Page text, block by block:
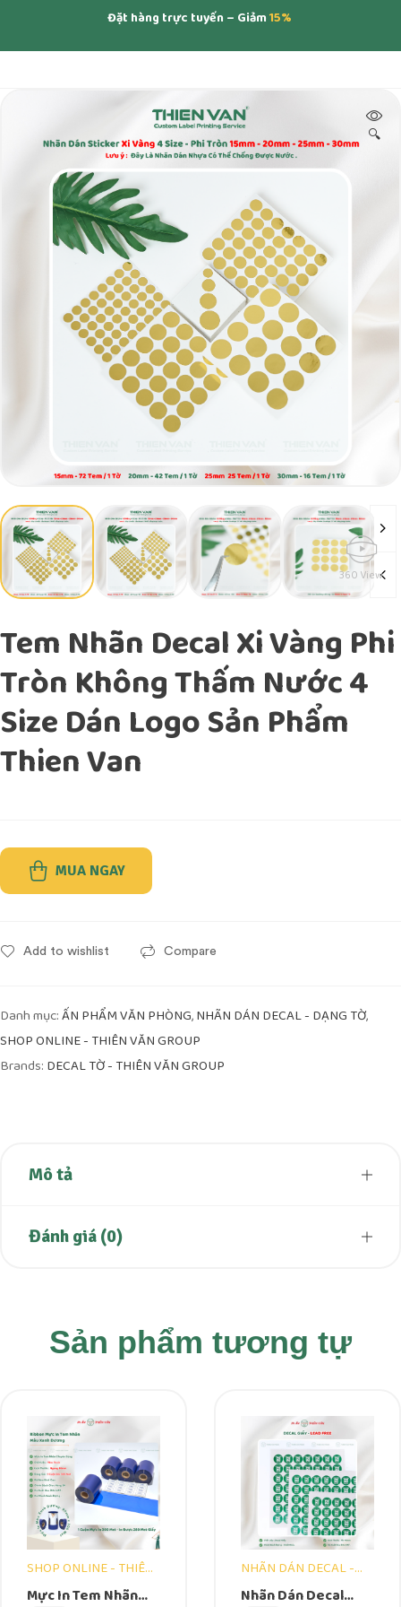
Đặt hàng trực tuyến – Giảm15%
🔍
360 View
Tem Nhãn Decal Xi Vàng Phi
Tròn Không Thấm Nước 4
Size Dán Logo Sản Phẩm
Thien Van
MUA NGAY
Add to wishlist Compare
Danh mục:ẤN PHẨM VĂN PHÒNG,NHÃN DÁN DECAL - DẠNG TỜ,
SHOP ONLINE - THIÊN VĂN GROUP
Brands: DECAL TỜ - THIÊN VĂN GROUP
Mô tả
Đánh giá (0)
Sản phẩm tương tự
SHOP ONLINE - THIÊN
VĂN GROUP
Mực In Tem Nhãn
NHÃN DÁN DECAL -
DẠNG TỜ
Nhãn Dán Decal